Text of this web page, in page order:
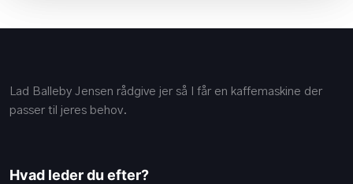
Lad Balleby Jensen rådgive jer så I får en kaffemaskine der
passer til jeres behov.
Hvad leder du efter?